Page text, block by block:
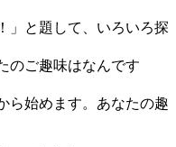
」と題して、いろいろ探
ご趣味はなんです
ら始めます。あなたの趣